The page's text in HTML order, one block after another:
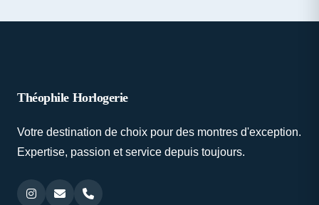
Théophile Horlogerie
Votre destination de choix pour des montres d'exception.
Expertise, passion et service depuis toujours.